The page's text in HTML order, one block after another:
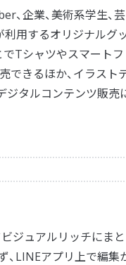
、企業、美術系学生、芸
用するオリジナルグ
でTシャツやスマートフ
できるほか、イラスト
ジタルコンテンツ販売
ビジュアルリッチにまと
、LINEアプリ上で編集